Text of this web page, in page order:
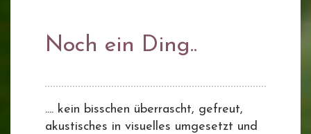
Noch ein Ding..
.... kein bisschen überrascht, gefreut,
akustisches in visuelles umgesetzt und